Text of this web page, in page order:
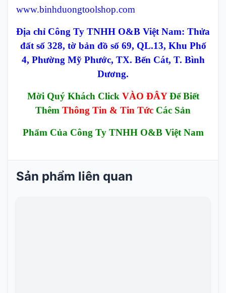
www.binhduongtoolshop.com
Địa chỉ Công Ty TNHH O&B Việt Nam: Thửa
đất số 328, tờ bản đồ số 69, QL.13, Khu Phố
4, Phường Mỹ Phước, TX. Bến Cát, T. Bình
Dương.
Mời Quý Khách Click VÀO ĐÂY Để Biết
Thêm Thông Tin & Tin Tức Các Sản
Phẩm Của Công Ty TNHH O&B Việt Nam
Sản phẩm liên quan